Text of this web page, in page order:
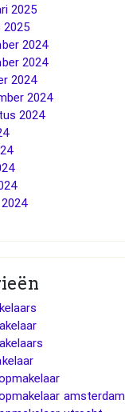
2025
2025
2024
2024
2024
2024
2024
amsterdam